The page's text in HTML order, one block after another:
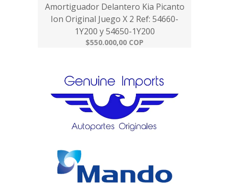
Amortiguador Delantero Kia Picanto
Ion Original Juego X 2 Ref: 54660-
1Y200 y 54650-1Y200
$550.000,00 COP